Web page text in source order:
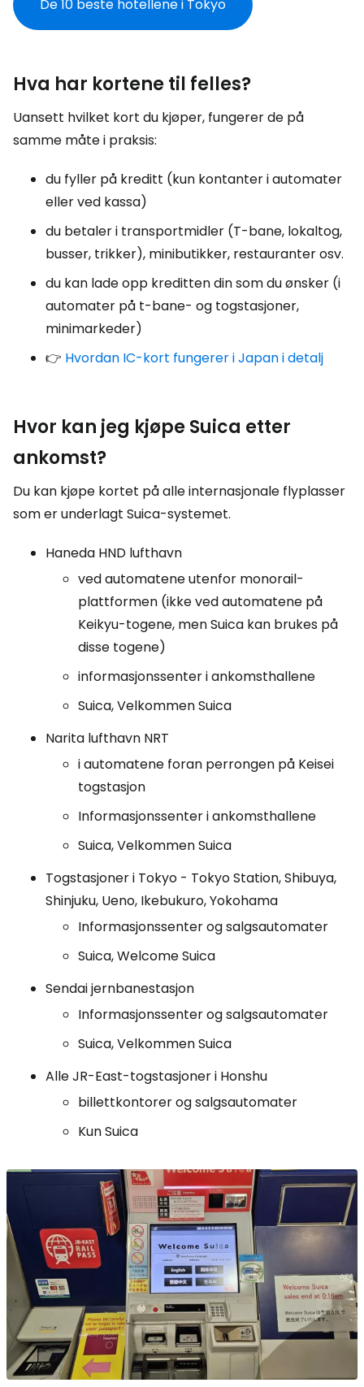
De 10 beste hotellene i Tokyo
Hva har kortene til felles?
Uansett hvilket kort du kjøper, fungerer de på
samme måte i praksis:
du fyller på kreditt (kun kontanter i automater
eller ved kassa)
du betaler i transportmidler (T-bane, lokaltog,
busser, trikker), minibutikker, restauranter osv.
du kan lade opp kreditten din som du ønsker (i
automater på t-bane- og togstasjoner,
minimarkeder)
👉 Hvordan IC-kort fungerer i Japan i detalj
Hvor kan jeg kjøpe Suica etter
ankomst?
Du kan kjøpe kortet på alle internasjonale flyplasser
som er underlagt Suica-systemet.
Haneda HND lufthavn
ved automatene utenfor monorail-
plattformen (ikke ved automatene på
Keikyu-togene, men Suica kan brukes på
disse togene)
informasjonssenter i ankomsthallene
Suica, Velkommen Suica
Narita lufthavn NRT
i automatene foran perrongen på Keisei
togstasjon
Informasjonssenter i ankomsthallene
Suica, Velkommen Suica
Togstasjoner i Tokyo - Tokyo Station, Shibuya,
Shinjuku, Ueno, Ikebukuro, Yokohama
Informasjonssenter og salgsautomater
Suica, Welcome Suica
Sendai jernbanestasjon
Informasjonssenter og salgsautomater
Suica, Velkommen Suica
Alle JR-East-togstasjoner i Honshu
billettkontorer og salgsautomater
Kun Suica